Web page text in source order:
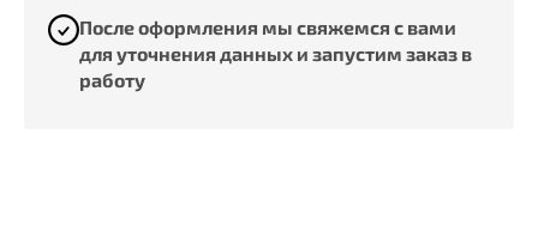
После оформления мы свяжемся с вами
для уточнения данных и запустим заказ в
работу